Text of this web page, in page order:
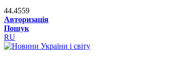
44.4559
Авторизація
Пошук
RU